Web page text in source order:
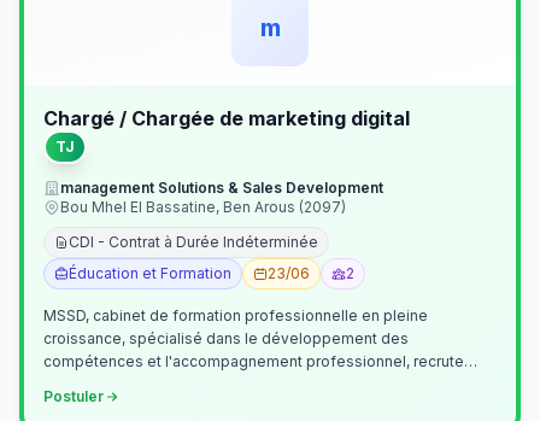
m
Chargé / Chargée de marketing digital
TJ
management Solutions & Sales Development
Bou Mhel El Bassatine, Ben Arous (2097)
CDI - Contrat à Durée Indéterminée
Éducation et Formation
23/06 2
MSSD, cabinet de formation professionnelle en pleine
croissance, spécialisé dans le développement des
compétences et l'accompagnement professionnel, recrute
Postuler